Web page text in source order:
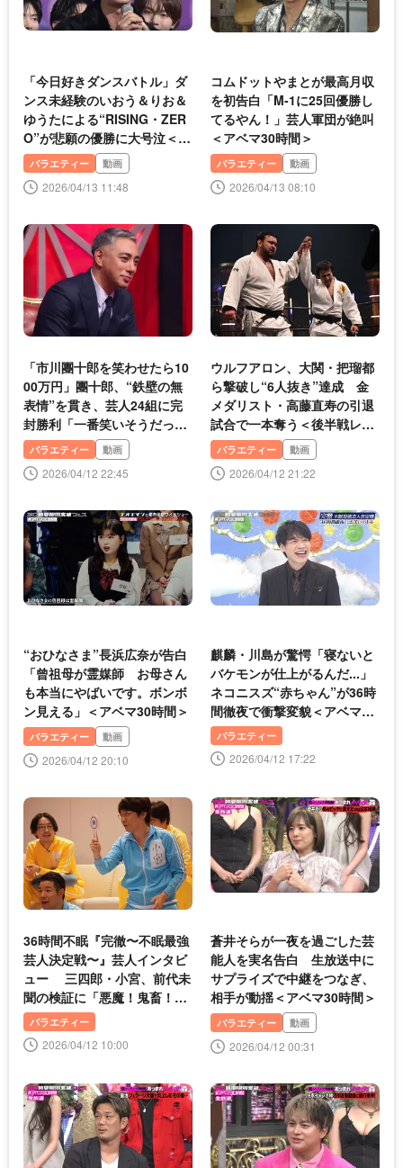
「今日好きダンスバトル」ダ
ンス未経験のいおう＆りお＆
ゆうたによる“RISING・ZER
O”が悲願の優勝に大号泣＜ア
ベマ30時間＞
バラエティー 動画
2026/04/13 11:48
コムドットやまとが最高月収
を初告白「M-1に25回優勝し
てるやん！」芸人軍団が絶叫
＜アベマ30時間＞
バラエティー 動画
2026/04/13 08:10
「市川團十郎を笑わせたら10
00万円」團十郎、“鉄壁の無
表情”を貫き、芸人24組に完
封勝利「一番笑いそうだっ
た」芸人も明かす＜アベマ30
時間＞
バラエティー 動画
2026/04/12 22:45
ウルフアロン、大関・把瑠都
ら撃破し“6人抜き”達成 金
メダリスト・高藤直寿の引退
試合で一本奪う＜後半戦レ
ポ・アベマ30時間＞
バラエティー 動画
2026/04/12 21:22
“おひなさま”長浜広奈が告白
「曾祖母が霊媒師 お母さん
も本当にやばいです。ボンボ
ン見える」＜アベマ30時間＞
バラエティー 動画
2026/04/12 20:10
麒麟・川島が驚愕「寝ないと
バケモンが仕上がるんだ...」
ネコニスズ“赤ちゃん”が36時
間徹夜で衝撃変貌＜アベマ30
時間＞
バラエティー
2026/04/12 17:22
36時間不眠『完徹〜不眠最強
芸人決定戦〜』芸人インタビ
ュー 三四郎・小宮、前代未
聞の検証に「悪魔！鬼畜！人
でなし！！」＜アベマ30時間
＞
バラエティー
2026/04/12 10:00
蒼井そらが一夜を過ごした芸
能人を実名告白 生放送中に
サプライズで中継をつなぎ、
相手が動揺＜アベマ30時間＞
バラエティー 動画
2026/04/12 00:31